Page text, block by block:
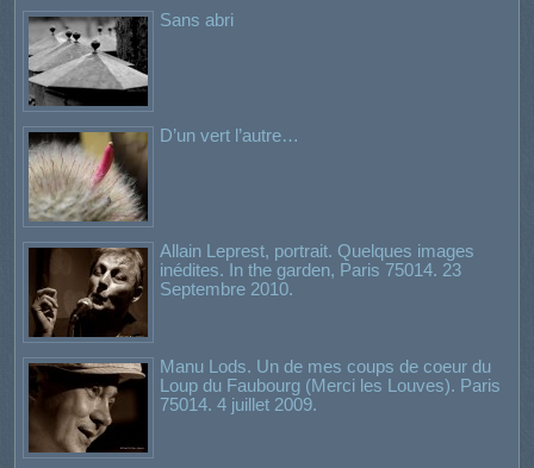
Sans abri
D’un vert l’autre…
Allain Leprest, portrait. Quelques images
inédites. In the garden, Paris 75014. 23
Septembre 2010.
Manu Lods. Un de mes coups de coeur du
Loup du Faubourg (Merci les Louves). Paris
75014. 4 juillet 2009.